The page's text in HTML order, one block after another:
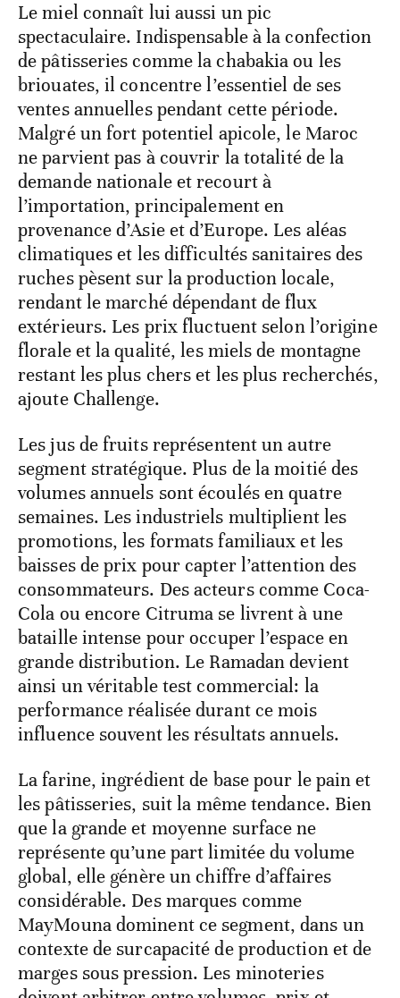
Le miel connaît lui aussi un pic
spectaculaire. Indispensable à la confection
de pâtisseries comme la chabakia ou les
briouates, il concentre l’essentiel de ses
ventes annuelles pendant cette période.
Malgré un fort potentiel apicole, le Maroc
ne parvient pas à couvrir la totalité de la
demande nationale et recourt à
l’importation, principalement en
provenance d’Asie et d’Europe. Les aléas
climatiques et les difficultés sanitaires des
ruches pèsent sur la production locale,
rendant le marché dépendant de flux
extérieurs. Les prix fluctuent selon l’origine
florale et la qualité, les miels de montagne
restant les plus chers et les plus recherchés,
ajoute Challenge.
Les jus de fruits représentent un autre
segment stratégique. Plus de la moitié des
volumes annuels sont écoulés en quatre
semaines. Les industriels multiplient les
promotions, les formats familiaux et les
baisses de prix pour capter l’attention des
consommateurs. Des acteurs comme Coca-
Cola ou encore Citruma se livrent à une
bataille intense pour occuper l’espace en
grande distribution. Le Ramadan devient
ainsi un véritable test commercial: la
performance réalisée durant ce mois
influence souvent les résultats annuels.
La farine, ingrédient de base pour le pain et
les pâtisseries, suit la même tendance. Bien
que la grande et moyenne surface ne
représente qu’une part limitée du volume
global, elle génère un chiffre d’affaires
considérable. Des marques comme
MayMouna dominent ce segment, dans un
contexte de surcapacité de production et de
marges sous pression. Les minoteries